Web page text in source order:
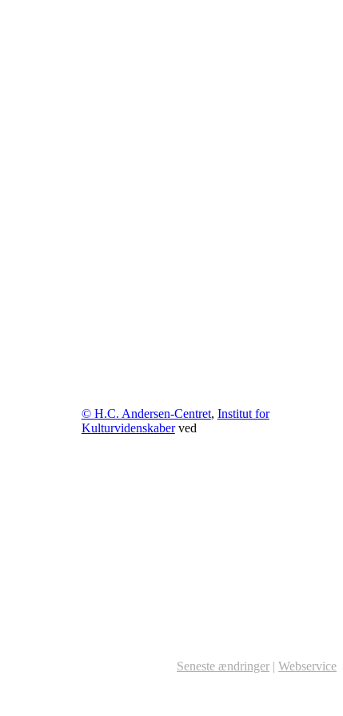
© H.C. Andersen-Centret, Institut for
Kulturvidenskaberved
Seneste ændringer | Webservice